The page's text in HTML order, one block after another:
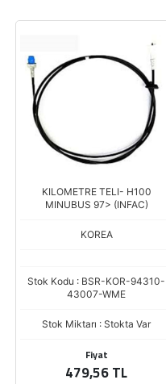
KILOMETRE TELI- H100
MINUBUS 97> (INFAC)
KOREA
Stok Kodu : BSR-KOR-94310-
43007-WME
Stok Miktarı : Stokta Var
Fiyat
479,56 TL